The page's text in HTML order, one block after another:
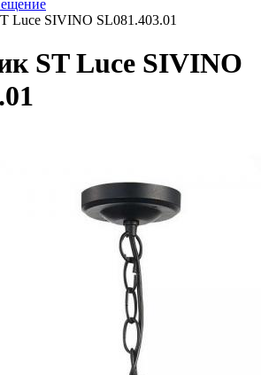
Luce SIVINO SL081.403.01
ST Luce SIVINO